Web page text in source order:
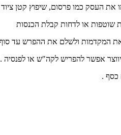
את העסק כמו פרסום, שיפוץ קטן
שוטפות או לדחות קבלת הכנסות
השנה היות ו-52% מתשלומי הב"ל (ללא מס בריאות)
אפשר להפריש לקה"ש או לפנסיה .
כסף .